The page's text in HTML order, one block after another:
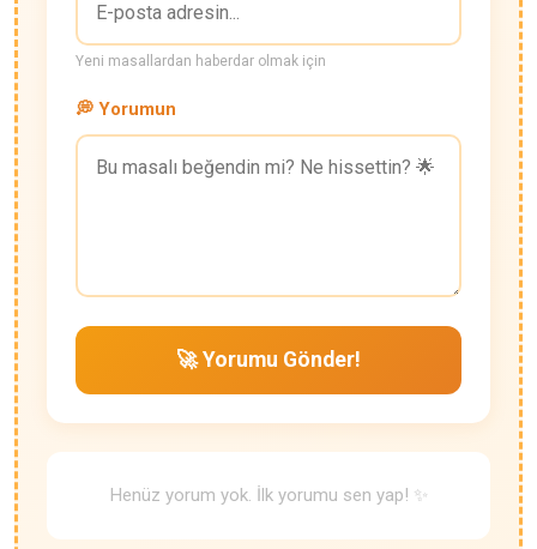
Yeni masallardan haberdar olmak için
💭 Yorumun
🚀 Yorumu Gönder!
Henüz yorum yok. İlk yorumu sen yap! ✨